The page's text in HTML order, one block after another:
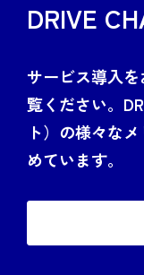
DRIVE
サービス導入
覧ください。
ト）の様々な
めています。